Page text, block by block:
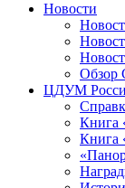
Новости
ЦДУМ
Книга
Книга